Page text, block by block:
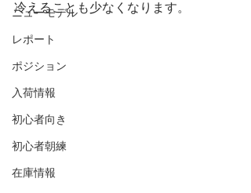
ニューモデル
レポート
ポジション
入荷情報
初心者向き
初心者朝練
在庫情報
冷えることも少なくなります。